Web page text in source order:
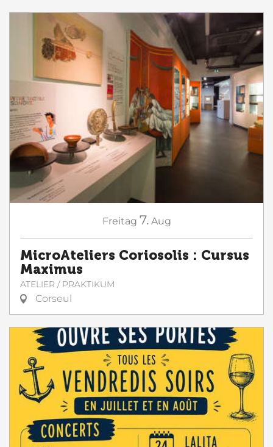
Freitag 7. Aug
MicroAteliers Coriosolis : Cursus
Maximus
ATELIER / PRAKTIKUM
Corseul